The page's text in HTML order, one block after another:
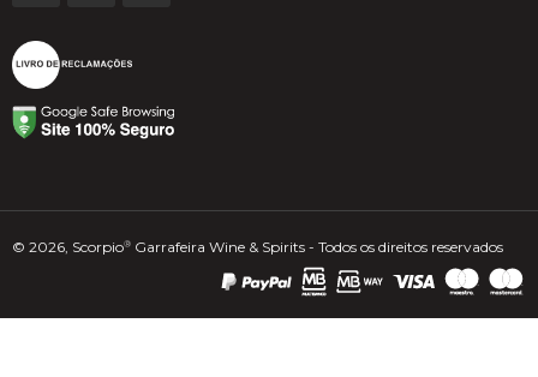
© 2026, Scorpio® Garrafeira Wine & Spirits - Todos os direitos reservados